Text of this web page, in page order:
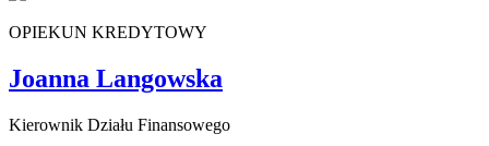
OPIEKUN KREDYTOWY
Joanna Langowska
Kierownik Działu Finansowego